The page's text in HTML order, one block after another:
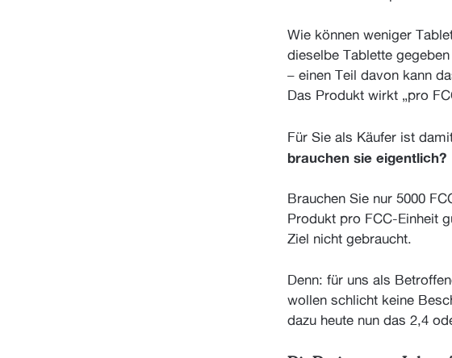
Wie können weniger
dieselbe Tablette
– einen Teil davon kann
Das Produkt wirkt „pro
Für Sie als Käufer ist
brauchen sie eigentlich?
Brauchen Sie nur 5000
Produkt pro FCC-Einheit
Ziel nicht gebraucht.
Denn: für uns als
wollen schlicht keine
dazu heute nun das 2,4